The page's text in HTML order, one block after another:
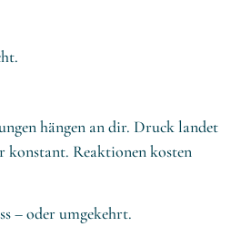
hängen an dir. Druck landet
Reaktionen kosten
– oder umgekehrt.